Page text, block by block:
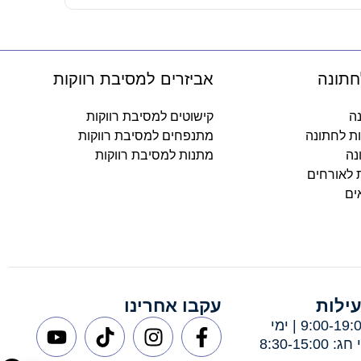
לחתונה
לאורחים
אביזרים למסיבת רווקות
קישוטים למסיבת רווקות
מתנפחים למסיבת רווקות
מתנות למסיבת רווקות
ימי א-ה: 9:00-19:00 | ימי
15:00
עקבו אחרינו